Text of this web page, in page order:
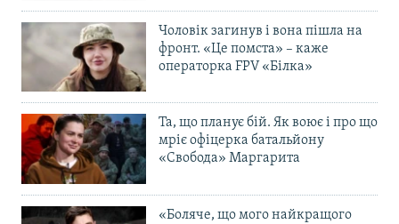
Чоловік загинув і вона пішла на
фронт. «Це помста» – каже
операторка FPV «Білка»
Та, що планує бій. Як воює і про що
мріє офіцерка батальйону
«Свобода» Маргарита
«Боляче, що мого найкращого